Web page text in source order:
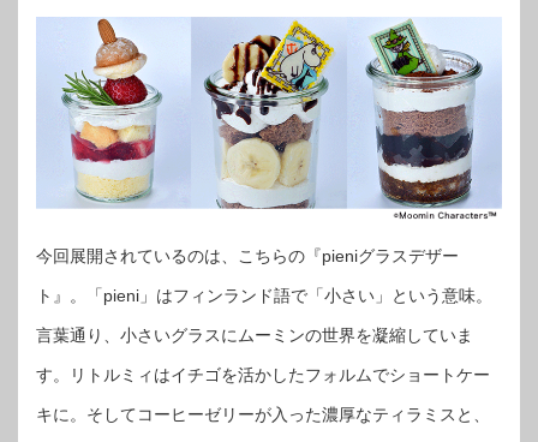
今回展開されているのは、こちらの『pieniグラスデザー
ト』。「pieni」はフィンランド語で「小さい」という意味。
言葉通り、小さいグラスにムーミンの世界を凝縮していま
す。リトルミィはイチゴを活かしたフォルムでショートケー
キに。そしてコーヒーゼリーが入った濃厚なティラミスと、